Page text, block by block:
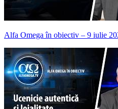
Alfa Omega în obiectiv – 9 iulie